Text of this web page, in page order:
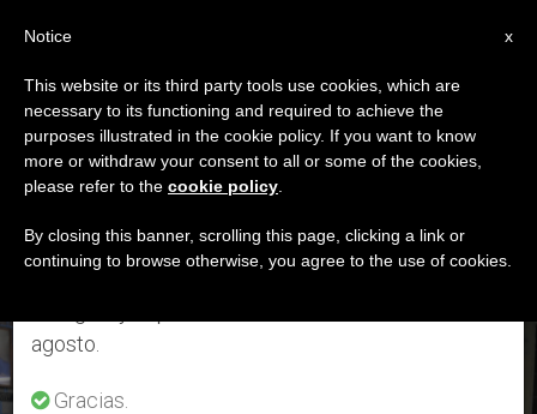
ETIQUETA
Posts Tagged
‘misioneros Jesuitas’
ÚLTIMAS NOTICIAS
×
Aviso importante
Del 27 de julio al 7 de agosto haremos la pausa
anual, aprovechando que en el periodo de verano
se generan menos informaciones y también el
agosto.
Gracias.
x
Notice
This website or its third party tools use cookies, which are
necessary to its functioning and required to achieve the
purposes illustrated in the cookie policy. If you want to know
more or withdraw your consent to all or some of the cookies,
please refer to the cookie policy
By closing this banner, scrolling this page, clicking a link or
continuing to browse otherwise, you agree to the use of cookies.